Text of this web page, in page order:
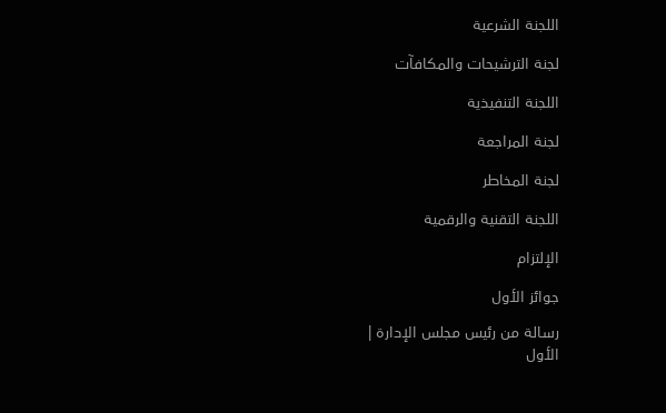
اللجنة الشرعية
لجنة الترشيحات والمكافآت
اللجنة التنفيذية
لجنة المراجعة
لجنة المخاطر
اللجنة التقنية والرقمية
الإلتزام
جوائز الأول
رسالة من رئيس مجلس الإدارة |
الأول